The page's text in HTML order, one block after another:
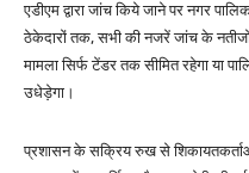
एडीएम द्वारा जांच किये जाने पर नगर
ठेकेदारों तक, सभी की नजरें जांच के
मामला सिर्फ टेंडर तक सीमित रहेगा या
उधेड़ेगा।
प्रशासन के सक्रिय रुख से